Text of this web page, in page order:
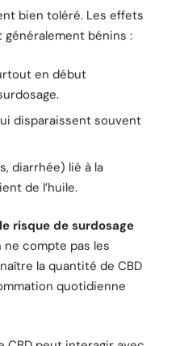
bien toléré. Les effets
bénins :
en début
disparaissent souvent
diarrhée) lié à la
de l’huile.
le risque de surdosage
ne compte pas les
la quantité de CBD
quotidienne